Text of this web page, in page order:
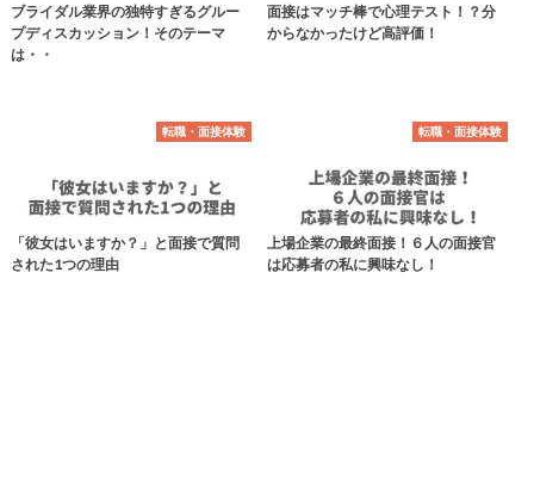
ブライダル業界の独特すぎるグルー
プディスカッション！そのテーマ
は・・
面接はマッチ棒で心理テスト！？分
からなかったけど高評価！
転職・面接体験
「彼女はいますか？」と面接で質問
された1つの理由
転職・面接体験
上場企業の最終面接！６人の面接官
は応募者の私に興味なし！